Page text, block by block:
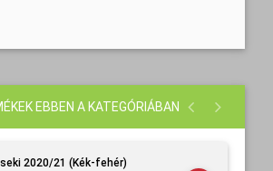
EBBEN A KATEGÓRIÁBAN
2020/21 (Kék-fehér)